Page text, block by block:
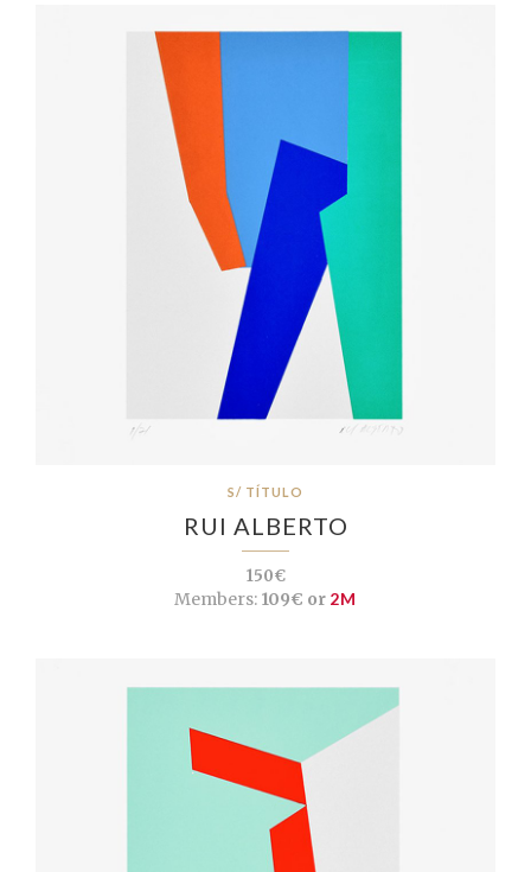
S/ TÍTULO
RUI ALBERTO
150€
Members: 109€ or 2M